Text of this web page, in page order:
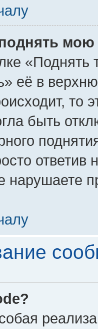
мою
«Поднять
её в
то
быть
ответив